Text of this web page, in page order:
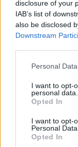
disclosure of your
IAB’s list of
also be disclosed
Downstream
Personal
I want to opt-
personal data.
Opted In
I want to opt-
Personal Data.
Opted In
A